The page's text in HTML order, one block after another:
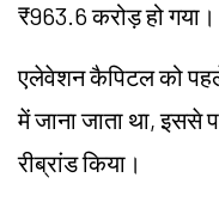
₹963.6 करोड़ हो गया।
एलेवेशन कैपिटल को
में जाना जाता था,
रीब्रांड किया।